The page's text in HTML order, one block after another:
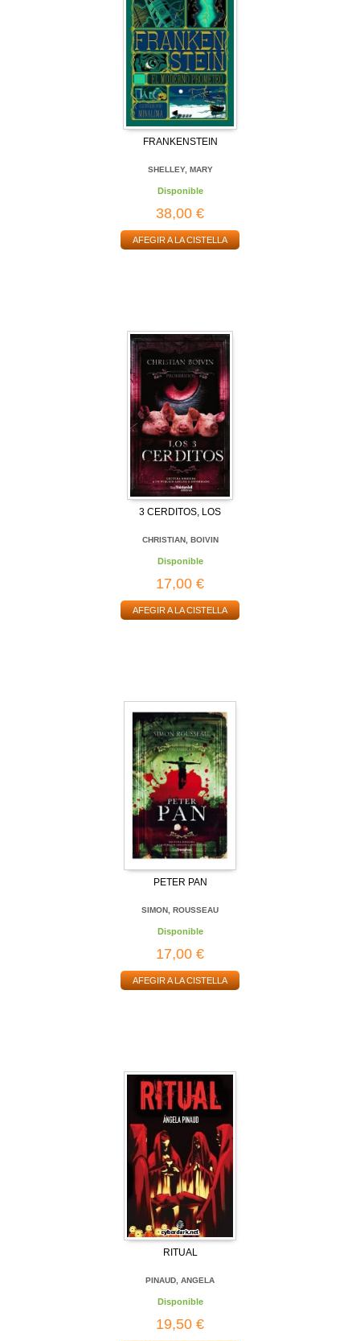
FRANKENSTEIN
SHELLEY, MARY
Disponible
38,00 €
AFEGIR A LA CISTELLA
3 CERDITOS, LOS
CHRISTIAN, BOIVIN
Disponible
17,00 €
AFEGIR A LA CISTELLA
PETER PAN
SIMON, ROUSSEAU
Disponible
17,00 €
AFEGIR A LA CISTELLA
RITUAL
PINAUD, ANGELA
Disponible
19,50 €